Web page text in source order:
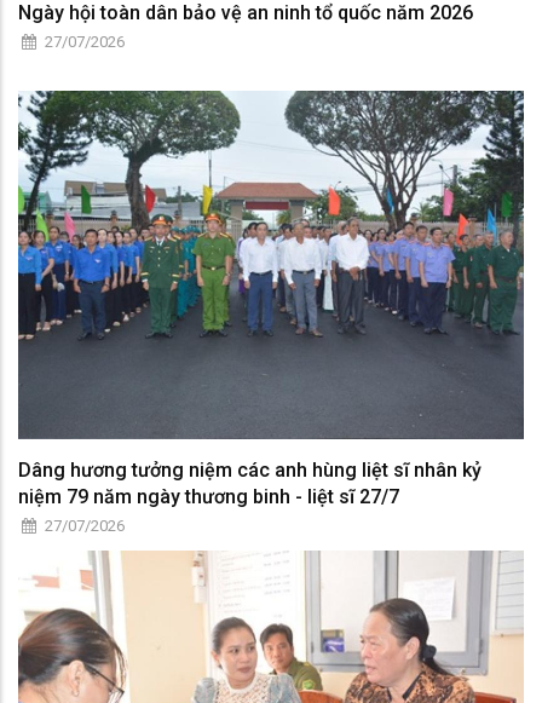
Ngày hội toàn dân bảo vệ an ninh tổ quốc năm 2026
27/07/2026
Dâng hương tưởng niệm các anh hùng liệt sĩ nhân kỷ
niệm 79 năm ngày thương binh - liệt sĩ 27/7
27/07/2026